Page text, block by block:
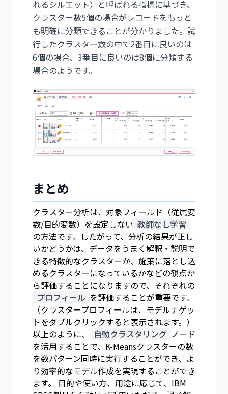
れるシルエット）と呼ばれる指標に基づき、
クラスター数5個の場合がレコードをもっと
も明確に分類できることが分かりました。試
行したクラスター数の中で2番目に良いのは
6個の場合、3番目に良いのは8個に分類する
場合のようです。
まとめ
クラスター分析は、対象フィールド（従属変
数/目的変数）を設定しない 教師なし学習
の方法です。したがって、分析の結果が正し
いかどうかは、データをうまく解釈・説明で
きる特徴的なクラスターか、施策に落とし込
めるクラスターになっているかなどの観点か
ら評価することになりますので、それぞれの
プロフィール を評価することが重要です。
（クラスタープロフィールは、モデルナゲッ
トをダブルクリックすると表示されます。）
以上のように、
自動クラスタリング ノード
を活用することで、K-Meansクラスターの数
を数パターン同時に実行することができ、よ
り効率的なモデル作成を実現することができ
ます。 目的や使い方、用途に応じて、IBM